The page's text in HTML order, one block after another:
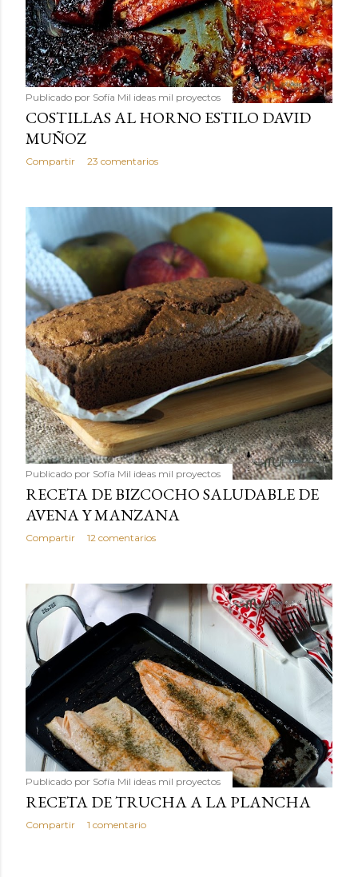
Publicado por Sofía Mil ideas mil proyectos
COSTILLAS AL HORNO ESTILO DAVID
MUÑOZ
Compartir 23 comentarios
Publicado por Sofía Mil ideas mil proyectos
RECETA DE BIZCOCHO SALUDABLE DE
AVENA Y MANZANA
Compartir 12 comentarios
Publicado por Sofía Mil ideas mil proyectos
RECETA DE TRUCHA A LA PLANCHA
Compartir 1 comentario